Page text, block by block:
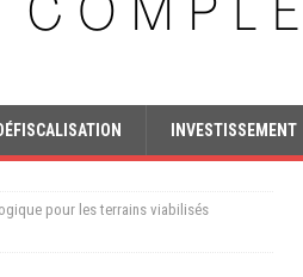
DÉFISCALISATION INVESTISSEMENT
pour les terrains viabilisés